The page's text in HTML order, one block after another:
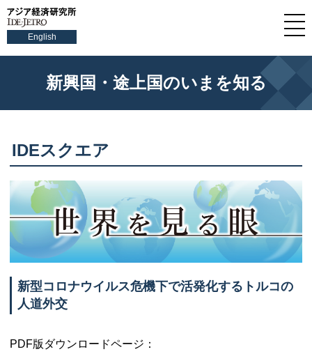
English
新興国・途上国のいまを知る
IDEスクエア
新型コロナウイルス危機下で活発化するトルコの
人道外交
PDF版ダウンロードページ：